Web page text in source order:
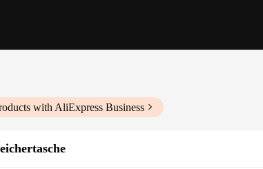
with AliExpress Business